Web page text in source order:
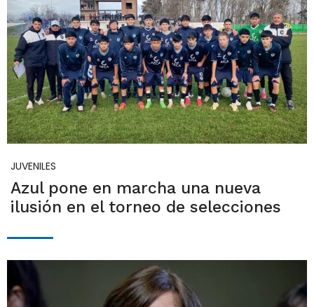
JUVENILES
Azul pone en marcha una nueva
ilusión en el torneo de selecciones